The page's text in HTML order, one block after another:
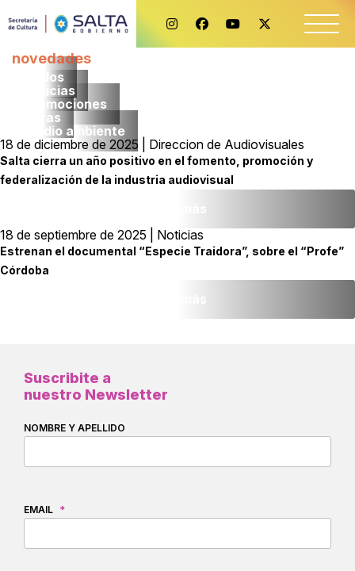
novedades
Todos
noticias
promociones
obras
medio ambiente
18 de diciembre de 2025 | Direccion de Audiovisuales
Salta cierra un año positivo en el fomento, promoción y
federalización de la industria audiovisual
18 de septiembre de 2025 | Noticias
Estrenan el documental “Especie Traidora”, sobre el “Profe”
Córdoba
Suscribite a
nuestro Newsletter
NOMBRE Y APELLIDO
EMAIL *